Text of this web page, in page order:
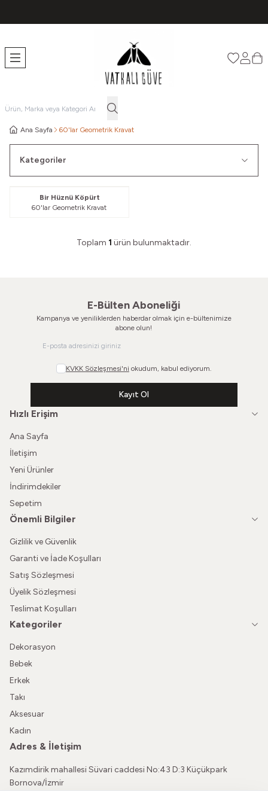
Favorilerim
Ana Sayfa 60'lar Geometrik Kravat
Kategoriler
Bir Hüznü Köpürt
60'lar Geometrik Kravat
Toplam 1 ürün bulunmaktadır.
E-Bülten Aboneliği
Kampanya ve yeniliklerden haberdar olmak için e-bültenimize
abone olun!
KVKK Sözleşmesi'ni okudum, kabul ediyorum.
Kayıt Ol
Hızlı Erişim
Ana Sayfa
İletişim
Yeni Ürünler
İndirimdekiler
Sepetim
Önemli Bilgiler
Gizlilik ve Güvenlik
Garanti ve İade Koşulları
Satış Sözleşmesi
Üyelik Sözleşmesi
Teslimat Koşulları
Kategoriler
Dekorasyon
Bebek
Erkek
Takı
Aksesuar
Kadın
Adres & İletişim
Kazımdirik mahallesi Süvari caddesi No:43 D:3 Küçükpark
Bornova/İzmir